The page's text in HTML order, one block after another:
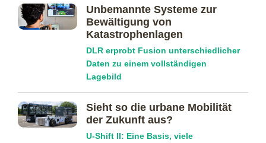
Unbemannte Systeme zur
Bewältigung von
Katastrophenlagen
DLR erprobt Fusion unterschiedlicher
Daten zu einem vollständigen
Lagebild
Sieht so die urbane Mobilität
der Zukunft aus?
U-Shift II: Eine Basis, viele